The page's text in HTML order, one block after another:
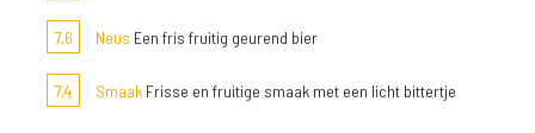
7,6 Neus Een fris fruitig geurend bier
7,4 Smaak Frisse en fruitige smaak met een licht bittertje